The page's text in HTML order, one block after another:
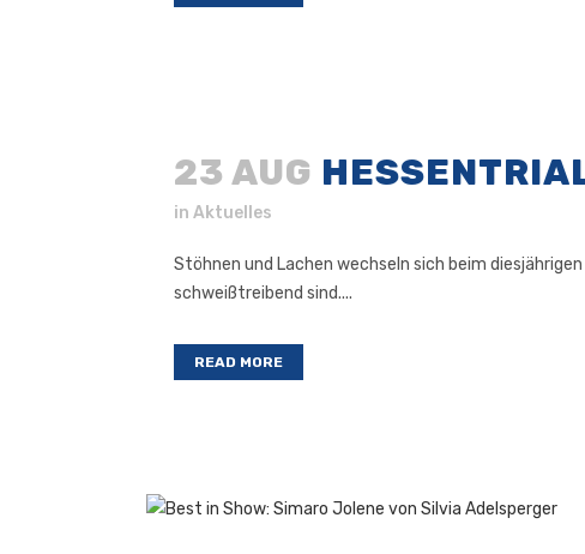
23 AUG
in Aktuelles
Stöhnen und Lachen wechseln sich beim
schweißtreibend sind....
READ MORE